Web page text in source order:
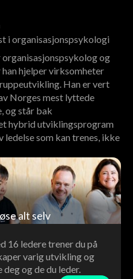
i organisasjonspsykologi
organisasjonspsykolog og
han hjelper virksomheter
Han er vert
Norges mest lyttede
og står bak
hybrid utviklingsprogram
som kan trenes, ikke
alt selv
16 ledere trener du på
varig utvikling og
og de du leder.